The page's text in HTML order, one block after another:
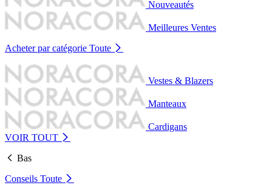
Nouveautés
Meilleures Ventes
Acheter par catégorie Toute
Vestes & Blazers
Manteaux
Cardigans
VOIR TOUT
Bas
Conseils Toute